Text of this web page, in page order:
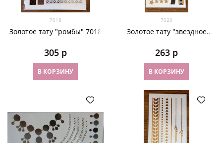
7018
Золотое тату "ромбы" 7018
305 р
В КОРЗИНУ
7020
Золотое тату "звездное
263 р
В КОРЗИНУ